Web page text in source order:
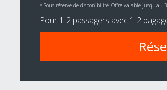
* Sous réserve de disponibilité. Offre valable jusqu'au
Pour 1-2 passagers avec 1-2